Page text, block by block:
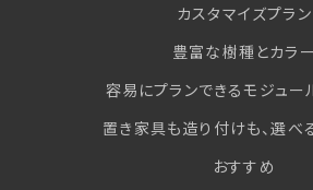
カスタマイズプラン
豊富な樹種とカラー
容易にプランできるモジュー
置き家具も造り付けも、選べ
おすすめ